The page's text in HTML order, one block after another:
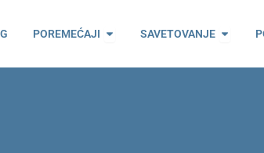
POREMEĆAJI Open Poremećaji
SAVETOVANJE Open